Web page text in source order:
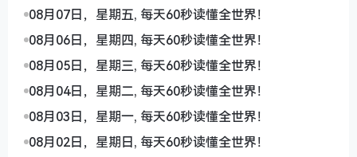
08月07日，星期五, 每天60秒读懂全世界！
08月06日，星期四, 每天60秒读懂全世界！
08月05日，星期三, 每天60秒读懂全世界！
08月04日，星期二, 每天60秒读懂全世界！
08月03日，星期一, 每天60秒读懂全世界！
08月02日，星期日, 每天60秒读懂全世界！